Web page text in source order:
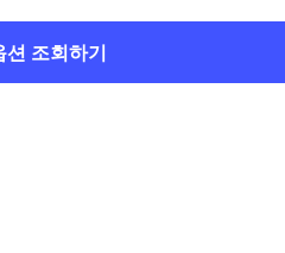
션 조회하기